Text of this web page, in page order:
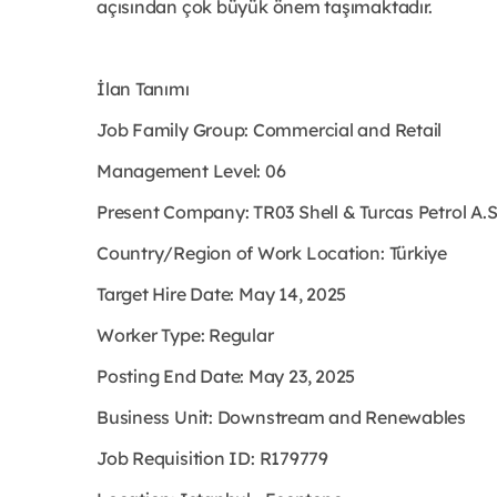
açısından çok büyük önem taşımaktadır.
İlan Tanımı
Job Family Group: Commercial and Retail
Management Level: 06
Present Company: TR03 Shell & Turcas Petrol A.S
Country/Region of Work Location: Türkiye
Target Hire Date: May 14, 2025
Worker Type: Regular
Posting End Date: May 23, 2025
Business Unit: Downstream and Renewables
Job Requisition ID: R179779